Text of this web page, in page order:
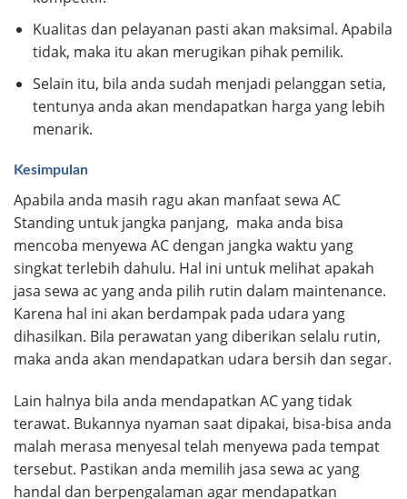
Kualitas dan pelayanan pasti akan maksimal. Apabila
tidak, maka itu akan merugikan pihak pemilik.
Selain itu, bila anda sudah menjadi pelanggan setia,
tentunya anda akan mendapatkan harga yang lebih
menarik.
Kesimpulan
Apabila anda masih ragu akan manfaat sewa AC
Standing untuk jangka panjang, maka anda bisa
mencoba menyewa AC dengan jangka waktu yang
singkat terlebih dahulu. Hal ini untuk melihat apakah
jasa sewa ac yang anda pilih rutin dalam maintenance.
Karena hal ini akan berdampak pada udara yang
dihasilkan. Bila perawatan yang diberikan selalu rutin,
maka anda akan mendapatkan udara bersih dan segar.
Lain halnya bila anda mendapatkan AC yang tidak
terawat. Bukannya nyaman saat dipakai, bisa-bisa anda
malah merasa menyesal telah menyewa pada tempat
tersebut. Pastikan anda memilih jasa sewa ac yang
handal dan berpengalaman agar mendapatkan